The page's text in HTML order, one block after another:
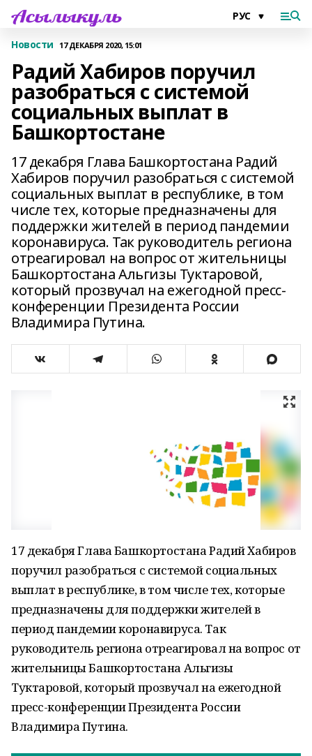
Новости 17 ДЕКАБРЯ 2020, 15:01
Радий Хабиров поручил
разобраться с системой
социальных выплат в
Башкортостане
17 декабря Глава Башкортостана Радий
Хабиров поручил разобраться с системой
социальных выплат в республике, в том
числе тех, которые предназначены для
поддержки жителей в период пандемии
коронавируса. Так руководитель региона
отреагировал на вопрос от жительницы
Башкортостана Альгизы Туктаровой,
который прозвучал на ежегодной пресс-
конференции Президента России
Владимира Путина.
17 декабря Глава Башкортостана Радий Хабиров
поручил разобраться с системой социальных
выплат в республике, в том числе тех, которые
предназначены для поддержки жителей в
период пандемии коронавируса. Так
руководитель региона отреагировал на вопрос от
жительницы Башкортостана Альгизы
Туктаровой, который прозвучал на ежегодной
пресс-конференции Президента России
Владимира Путина.